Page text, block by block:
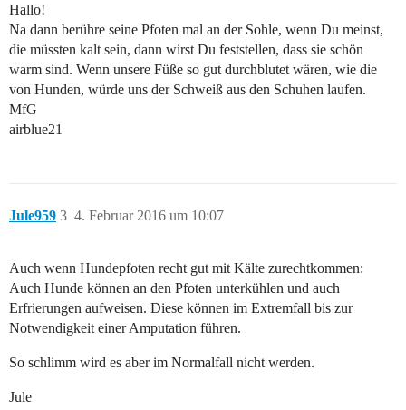
Hallo!
Na dann berühre seine Pfoten mal an der Sohle, wenn Du meinst,
die müssten kalt sein, dann wirst Du feststellen, dass sie schön
warm sind. Wenn unsere Füße so gut durchblutet wären, wie die
von Hunden, würde uns der Schweiß aus den Schuhen laufen.
MfG
airblue21
Jule959 4. Februar 2016 um 10:07
3
Auch wenn Hundepfoten recht gut mit Kälte zurechtkommen:
Auch Hunde können an den Pfoten unterkühlen und auch
Erfrierungen aufweisen. Diese können im Extremfall bis zur
Notwendigkeit einer Amputation führen.
So schlimm wird es aber im Normalfall nicht werden.
Jule